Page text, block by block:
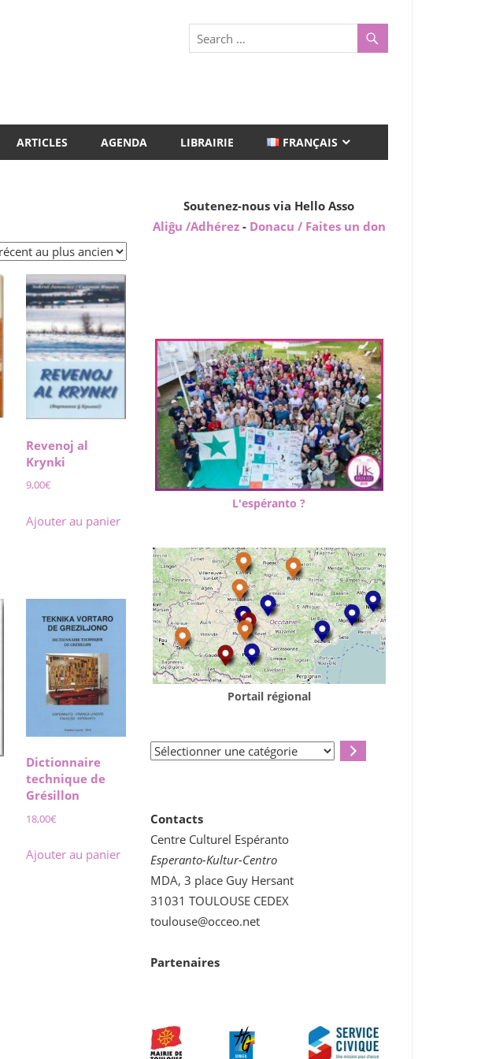
ARTICLES AGENDA LIBRAIRIE FRANÇAIS
Revenoj al
Krynki
9,00€
Ajouter au panier
Dictionnaire
technique de
Grésillon
18,00€
Ajouter au panier
Soutenez-nous via Hello Asso
Aliĝu /Adhérez - Donacu / Faites un don
L'espéranto ?
Portail régional
Sélectionner
Contacts
Centre Culturel Espéranto
Esperanto-Kultur-Centro
MDA, 3 place Guy Hersant
31031 TOULOUSE CEDEX
toulouse@occeo.net
Partenaires